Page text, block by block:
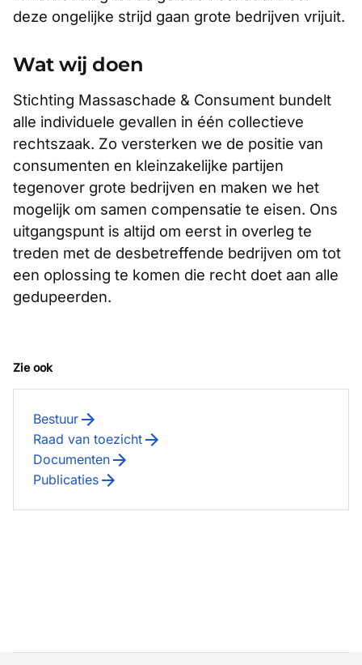
deze ongelijke strijd gaan grote bedrijven vrijuit.
Wat wij doen
Stichting Massaschade & Consument bundelt
alle individuele gevallen in één collectieve
rechtszaak. Zo versterken we de positie van
consumenten en kleinzakelijke partijen
tegenover grote bedrijven en maken we het
mogelijk om samen compensatie te eisen. Ons
uitgangspunt is altijd om eerst in overleg te
treden met de desbetreffende bedrijven om tot
een oplossing te komen die recht doet aan alle
gedupeerden.
Zie ook
Bestuur
Raad van toezicht
Documenten
Publicaties